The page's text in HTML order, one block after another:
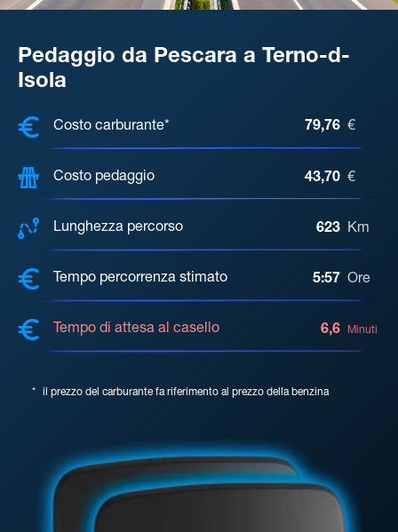
Pedaggio da Pescara a Terno-d-
Isola
COSTI, DISTANZA, TEMPO DI
Costo carburante* 79,76 €
Costo pedaggio 43,70 €
Lunghezza percorso 623 Km
Tempo percorrenza stimato 5:57 Ore
Tempo di attesa al casello 6,6 Minuti
* il prezzo del carburante fa riferimento al prezzo della benzina